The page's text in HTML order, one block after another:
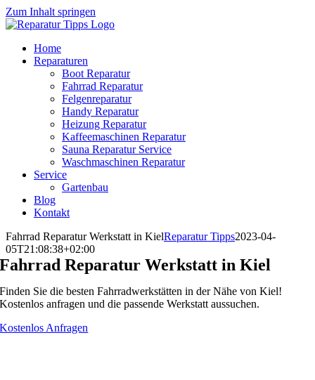
Zum Inhalt springen
Home
Reparaturen
Boot Reparatur
Fahrrad Reparatur
Felgenreparatur
Handy Reparatur
Heizung Reparatur
Kaffeemaschinen Reparatur
Sauna Reparatur Service
Waschmaschinen Reparatur
Service
Gartenbau
Blog
Kontakt
Fahrrad Reparatur Werkstatt in KielReparatur Tipps2023-04-
05T21:08:38+02:00
Fahrrad Reparatur Werkstatt in Kiel
Finden Sie die besten Fahrradwerkstätten in der Nähe von Kiel!
Kostenlos anfragen und die passende Werkstatt aussuchen.
Kostenlos Anfragen